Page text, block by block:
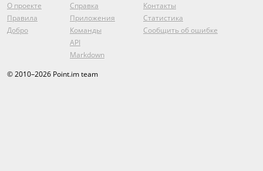
О проекте
Правила
Добро
Справка
Приложения
Команды
API
Markdown
Контакты
Статистика
Сообщить об ошибке
© 2010–2026 Point.im team